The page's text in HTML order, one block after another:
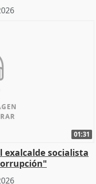
01:31
socialista